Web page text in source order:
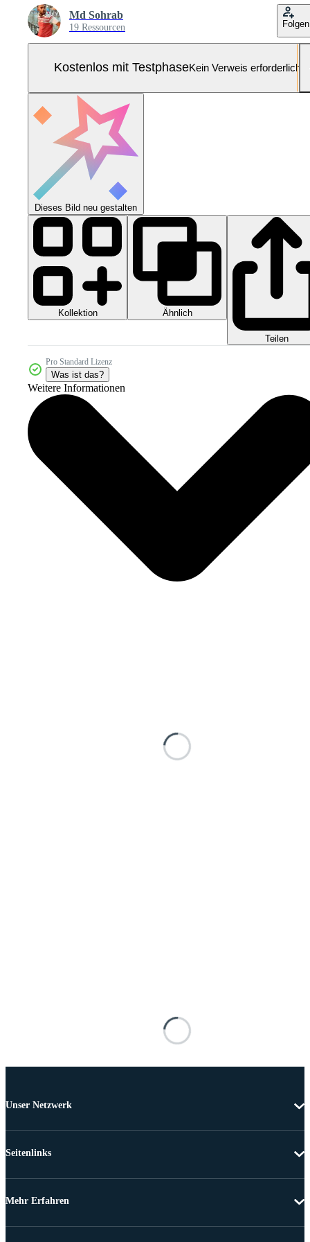
Md Sohrab
19 Ressourcen Folgen
Kostenlos mit TestphaseKein Verweis erforderlich
Dieses Bild neu gestalten
Kollektion Ähnlich
Teilen
Pro Standard Lizenz
Was ist das?
Weitere Informationen
Unser Netzwerk
Seitenlinks
Mehr Erfahren